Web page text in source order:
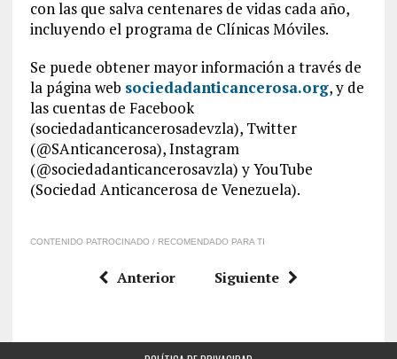
con las que salva centenares de vidas cada año,
incluyendo el programa de Clínicas Móviles.
Se puede obtener mayor información a través de
la página web sociedadanticancerosa.org, y de
las cuentas de Facebook
(sociedadanticancerosadevzla), Twitter
(@SAnticancerosa), Instagram
(@sociedadanticancerosavzla) y YouTube
(Sociedad Anticancerosa de Venezuela).
CONTENIDO PATROCINADO / RECOMENDADO PARA TI
Anterior Siguiente